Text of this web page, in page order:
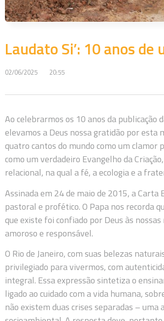
Laudato Si’: 10 anos
02/06/2025 20:55
Ao celebrarmos os 10 anos da publicação
elevamos a Deus nossa gratidão por esta
quatro cantos do mundo como um clamor
como um verdadeiro Evangelho da
relacional, na qual a fé, a ecologia e a
Assinada em 24 de maio de 2015, a
pastoral e profético. O Papa nos recorda
que existe foi confiado por Deus às
amoroso e responsável.
O Rio de Janeiro, com suas belezas
privilegiado para vivermos, com
integral. Essa expressão sintetiza o
ligado ao cuidado com a vida humana,
não existem duas crises separadas –